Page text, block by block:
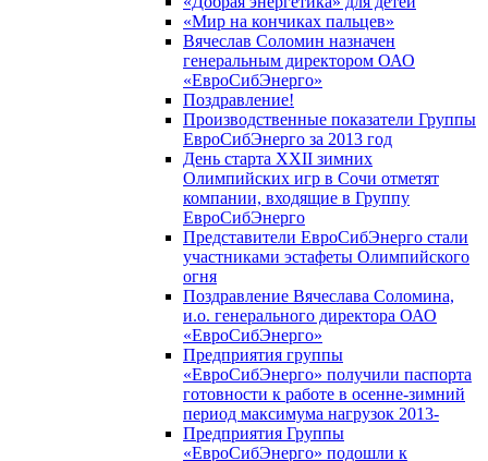
«Мир на кончиках пальцев»
Вячеслав Соломин назначен
генеральным директором ОАО
«ЕвроСибЭнерго»
Поздравление!
Производственные показатели Группы
ЕвроСибЭнерго за 2013 год
День старта XXII зимних
Олимпийских игр в Сочи отметят
компании, входящие в Группу
ЕвроСибЭнерго
Представители ЕвроСибЭнерго стали
участниками эстафеты Олимпийского
огня
Поздравление Вячеслава Соломина,
и.о. генерального директора ОАО
«ЕвроСибЭнерго»
Предприятия группы
«ЕвроСибЭнерго» получили паспорта
готовности к работе в осенне-зимний
период максимума нагрузок 2013-
Предприятия Группы
«ЕвроСибЭнерго» подошли к